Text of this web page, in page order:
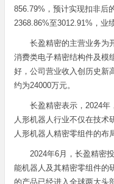
856.79%，预计实现扣非后
2368.86%至3012.91%，业
长盈精密的主营业务为
消费类电子精密结构件及模
好，公司营业收入创历史新
约为24000万元。
长盈精密表示，2024年
人形机器人行业不仅在技术
人形机器人精密零组件的布
2024年6月，长盈精密
能机器人及其精密零组件的
的产品已经进入全球两大头